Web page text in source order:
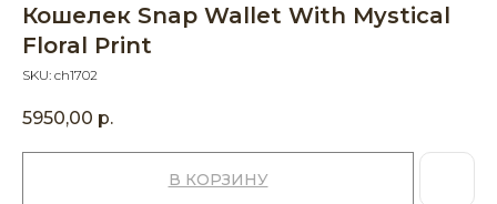
Кошелек Snap Wallet With Mystical
Floral Print
SKU: ch1702
5950,00 р.
В КОРЗИНУ